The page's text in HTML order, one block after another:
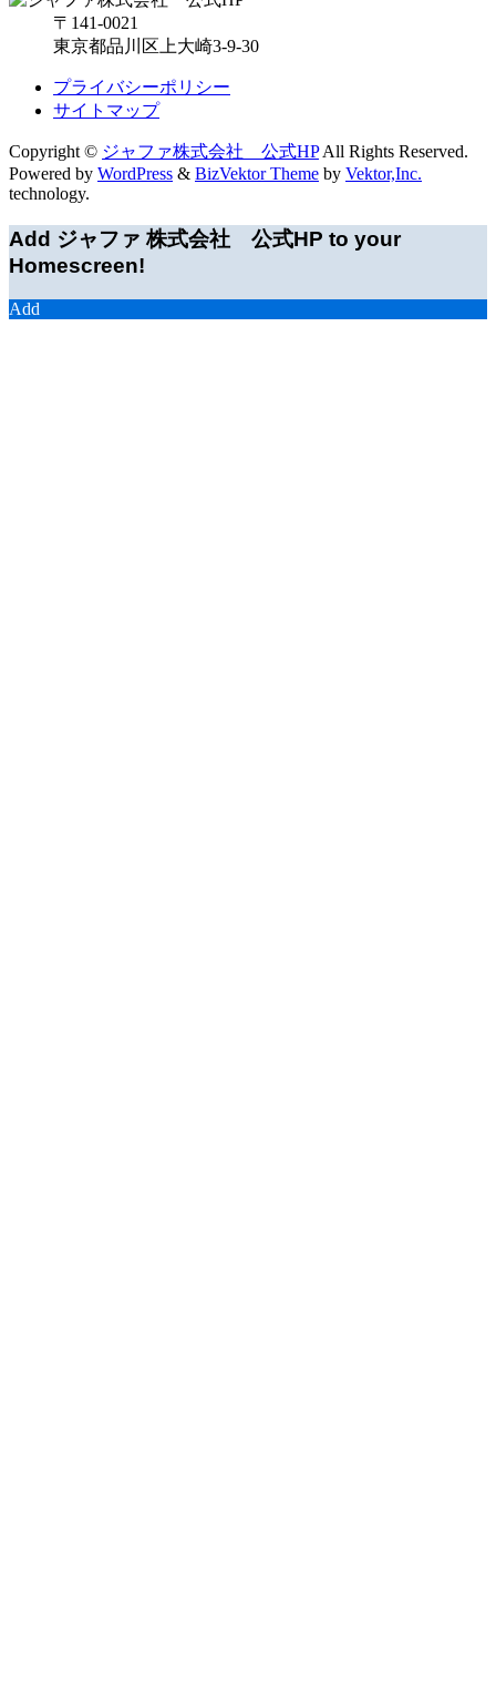
〒141-0021
東京都品川区上大崎3-9-30
プライバシーポリシー
サイトマップ
Copyright © ジャファ株式会社 公式HPAll Rights Reserved.
Powered by WordPress & BizVektor Theme by Vektor,Inc.
technology.
Add ジャファ 株式会社 公式HP to your
Homescreen!
Add